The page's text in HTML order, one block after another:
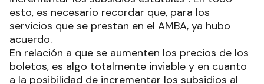
esto, es necesario recordar que, para los
servicios que se prestan en el AMBA, ya hubo
acuerdo.
En relación a que se aumenten los precios de los
boletos, es algo totalmente inviable y en cuanto
a la posibilidad de incrementar los subsidios al